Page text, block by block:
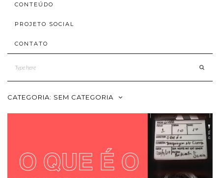
CONTEÚDO
PROJETO SOCIAL
CONTATO
CATEGORIA: SEM CATEGORIA